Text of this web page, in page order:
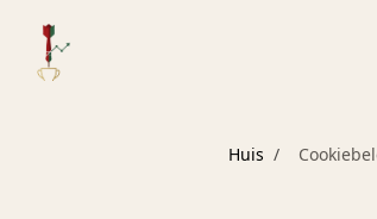
Huis /